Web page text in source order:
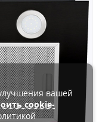
вашей
cookie-